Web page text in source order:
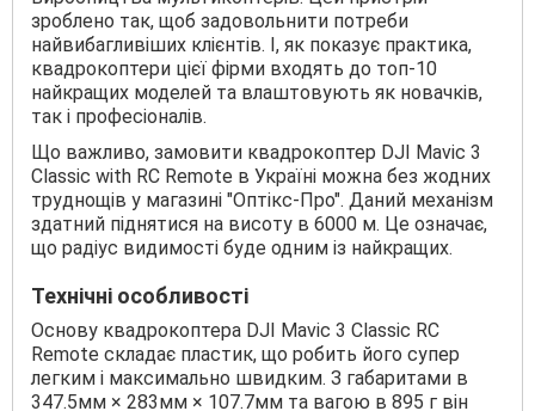
зроблено так, щоб задовольнити потреби
найвибагливіших клієнтів. І, як показує практика,
квадрокоптери цієї фірми входять до топ-10
найкращих моделей та влаштовують як новачків,
так і професіоналів.
Що важливо, замовити квадрокоптер DJI Mavic 3
Classic with RC Remote в Україні можна без жодних
труднощів у магазині "Оптікс-Про". Даний механізм
здатний піднятися на висоту в 6000 м. Це означає,
що радіус видимості буде одним із найкращих.
Технічні особливості
Основу квадрокоптера DJI Mavic 3 Classic RC
Remote складає пластик, що робить його супер
легким і максимально швидким. З габаритами в
347.5мм × 283мм × 107.7мм та вагою в 895 г він